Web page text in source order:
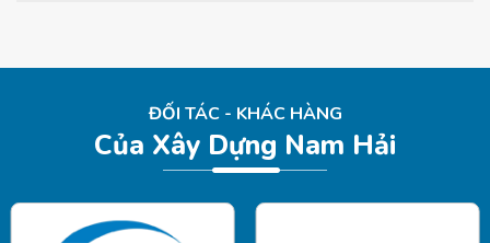
ĐỐI TÁC - KHÁC HÀNG
Của Xây Dựng Nam Hải